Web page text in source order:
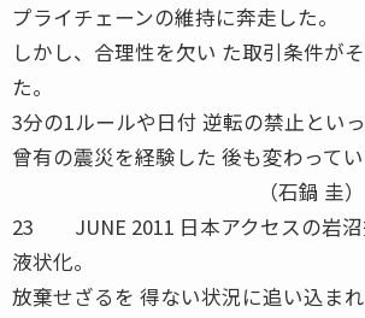
プライチェーンの維持に奔走した。
しかし、合理性を欠い た取引条件が
た。
3分の1ルールや日付 逆転の禁止とい
曾有の震災を経験した 後も変わってい
（石鍋 圭） 第3
23 JUNE 2011 日本アクセスの岩沼
液状化。
放棄せざるを 得ない状況に追い込ま